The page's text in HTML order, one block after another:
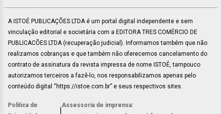
A ISTOÉ PUBLICAÇÕES LTDA é um portal digital independente e sem
vinculação editorial e societária com a EDITORA TRES COMÉRCIO DE
PUBLICACÕES LTDA (recuperação judicial). Informamos também que não
realizamos cobranças e que também não oferecemos cancelamento do
contrato de assinatura da revista impressa de nome ISTOÉ, tampouco
autorizamos terceiros a fazê-lo, nos responsabilizamos apenas pelo
conteúdo digital “https://istoe.com.br” e seus respectivos sites.
Política de
Assessoria de imprensa: